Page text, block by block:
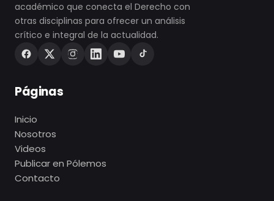
académico que conecta el Derecho con
otras disciplinas para ofrecer un análisis
crítico e integral de la actualidad.
Páginas
Inicio
Nosotros
Videos
Publicar en Pólemos
Contacto